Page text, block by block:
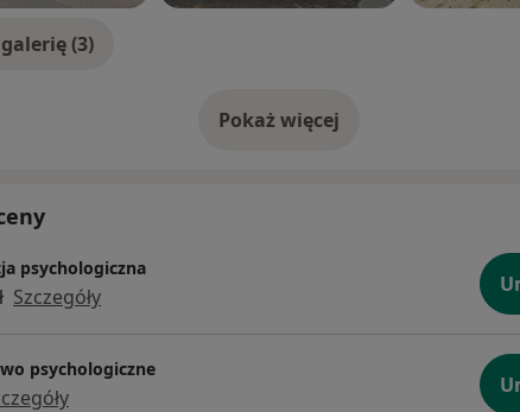
(3)
Pokaż więcejo doświadczeniu
psychologiczna
Szczegóły
psychologiczne